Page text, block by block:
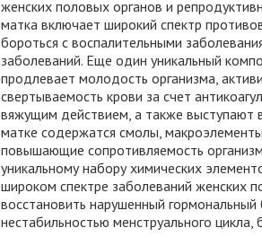
женских половых органов и
матка включает широкий спектр
бороться с воспалительными
заболеваний. Еще один уникальный
продлевает молодость организма,
свертываемость крови за счет
вяжущим действием, а также выступают
матке содержатся смолы,
повышающие сопротивляемость
уникальному набору химических
широком спектре заболеваний женских
восстановить нарушенный
нестабильностью менструального